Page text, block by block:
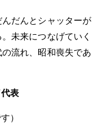
だんとシャッターが
未来につなげていく
流れ、昭和喪失であ
表
）